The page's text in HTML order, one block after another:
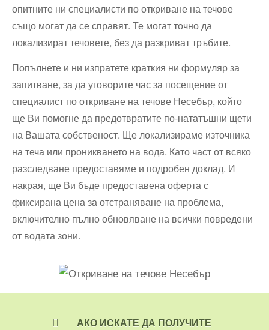
опитните ни специалисти по откриване на течове
също могат да се справят. Те могат точно да
локализират течовете, без да разкриват тръбите.
Попълнете и ни изпратете краткия ни формуляр за
запитване, за да уговорите час за посещение от
специалист по откриване на течове Несебър, който
ще Ви помогне да предотвратите по-нататъшни щети
на Вашата собственост. Ще локализираме източника
на теча или проникването на вода. Като част от всяко
разследване предоставяме и подробен доклад. И
накрая, ще Ви бъде предоставена оферта с
фиксирана цена за отстраняване на проблема,
включително пълно обновяване на всички повредени
от водата зони.
АКО ИСКАТЕ ДА ПОЛУЧИТЕ